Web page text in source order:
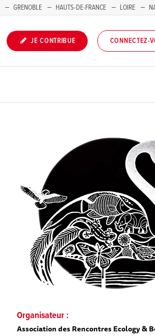
GRENOBLE HAUTS-DE-FRANCE LOIRE
JE CONTRIBUE CONNECTEZ-
Organisateur :
Association des Rencontres Ecology &